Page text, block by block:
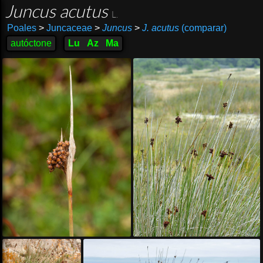
Juncus acutus
Poales >Juncaceae > Juncus > J. acutus(comparar)
autóctone
Lu Az Ma